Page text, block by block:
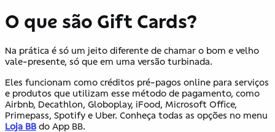
O que são Gift Cards?
Na prática é só um jeito diferente de chamar o bom e velho
vale-presente, só que em uma versão turbinada.
Eles funcionam como créditos pré-pagos online para serviços
e produtos que utilizam esse método de pagamento, como
Airbnb, Decathlon, Globoplay, iFood, Microsoft Office,
Primepass, Spotify e Uber. Conheça todas as opções no menu
Loja BB do App BB.